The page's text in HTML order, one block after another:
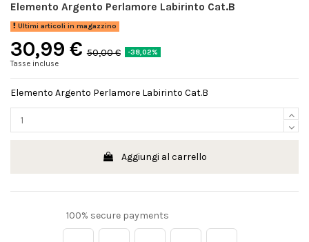
Elemento Argento Perlamore Labirinto Cat.B
Ultimi articoli in magazzino
30,99 € 50,00 €
-38,02%
Tasse incluse
Elemento Argento Perlamore Labirinto Cat.B
Aggiungi al carrello
100% secure payments